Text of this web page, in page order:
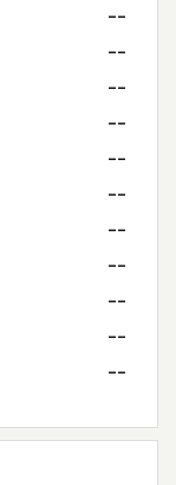
--
--
--
--
--
--
--
--
--
--
--